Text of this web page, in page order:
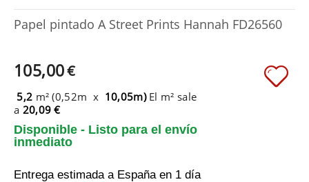
Papel pintado A Street Prints Hannah FD26560
105,00€
5,2 m² (0,52m x 10,05m) El m² sale
a 20,09 €
Disponible - Listo para el envío
inmediato
Entrega estimada a España en 1 día